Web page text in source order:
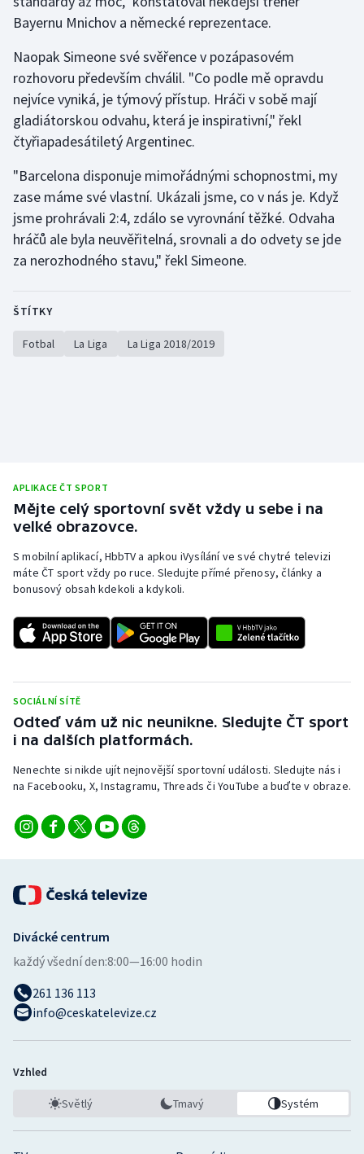
Sportovní střelba
Stolní tenis
Triatlon
Veslování
Vodní slalom
Volejbal
Ostatní
Bayernu Mnichov a německé reprezentace.
Naopak Simeone své svěřence v pozápasovém
rozhovoru především chválil. "Co podle mě opravdu
nejvíce vyniká, je týmový přístup. Hráči v sobě mají
gladiátorskou odvahu, která je inspirativní," řekl
čtyřiapadesátiletý Argentinec.
"Barcelona disponuje mimořádnými schopnostmi, my
zase máme své vlastní. Ukázali jsme, co v nás je. Když
jsme prohrávali 2:4, zdálo se vyrovnání těžké. Odvaha
hráčů ale byla neuvěřitelná, srovnali a do odvety se jde
za nerozhodného stavu," řekl Simeone.
ŠTÍTKY
Fotbal La Liga La Liga 2018/2019
APLIKACE ČT SPORT
Mějte celý sportovní svět vždy u sebe i na
velké obrazovce.
S mobilní aplikací, HbbTV a apkou iVysílání ve své chytré televizi
máte ČT sport vždy po ruce. Sledujte přímé přenosy, články a
bonusový obsah kdekoli a kdykoli.
SOCIÁLNÍ SÍTĚ
Odteď vám už nic neunikne. Sledujte ČT sport
i na dalších platformách.
Nenechte si nikde ujít nejnovější sportovní události. Sledujte nás i
na Facebooku, X, Instagramu, Threads či YouTube a buďte v obraze.
Divácké centrum
každý všední den:8:00—16:00 hodin
261 136 113
info@ceskatelevize.cz
Vzhled
Světlý Tmavý Systém